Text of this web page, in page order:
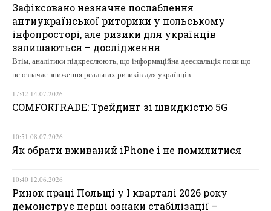
Зафіксовано незначне послаблення
антиукраїнської риторики у польському
інфопросторі, але ризики для українців
залишаються – дослідження
Втім, аналітики підкреслюють, що інформаційна деескалація поки що
не означає зниження реальних ризиків для українців
17:42 14.07.2026
COMFORTRADE: Трейдинг зі швидкістю 5G
10:51 08.07.2026
Як обрати вживаний iPhone і не помилитися
10:40 12.06.2026
Ринок праці Польщі у І кварталі 2026 року
демонструє перші ознаки стабілізації –